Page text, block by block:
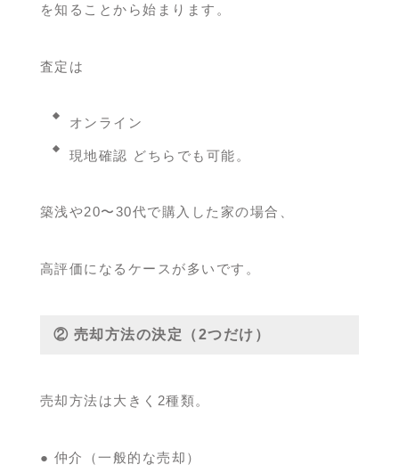
を知ることから始まります。
査定は
オンライン
現地確認 どちらでも可能。
築浅や20〜30代で購入した家の場合、
高評価になるケースが多いです。
② 売却方法の決定（2つだけ）
売却方法は大きく2種類。
● 仲介（一般的な売却）